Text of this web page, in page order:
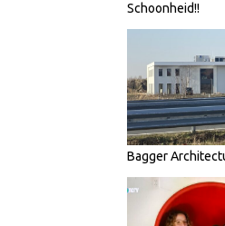
Schoonheid!!
Bagger